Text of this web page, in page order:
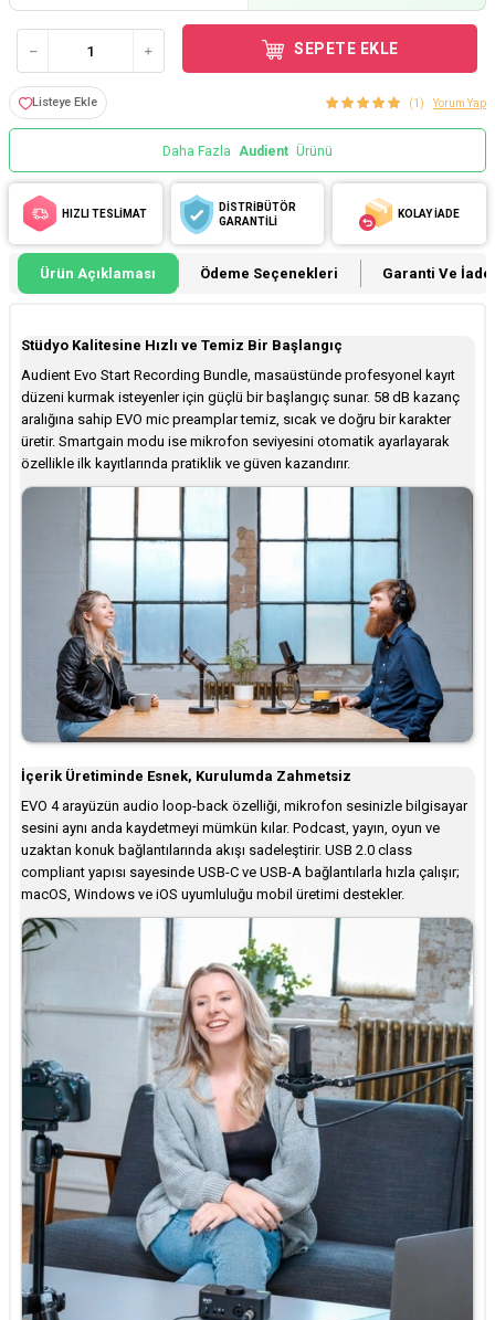
SEPETE EKLE
Listeye Ekle (1) Yorum Yap
Daha Fazla Audient Ürünü
HIZLI TESLİMAT
DİSTRİBÜTÖR
GARANTİLİ
KOLAY İADE
Ürün Açıklaması Ödeme Seçenekleri Garanti Ve İade
Stüdyo Kalitesine Hızlı ve Temiz Bir Başlangıç
Audient Evo Start Recording Bundle, masaüstünde profesyonel kayıt
düzeni kurmak isteyenler için güçlü bir başlangıç sunar. 58 dB kazanç
aralığına sahip EVO mic preamplar temiz, sıcak ve doğru bir karakter
üretir. Smartgain modu ise mikrofon seviyesini otomatik ayarlayarak
özellikle ilk kayıtlarında pratiklik ve güven kazandırır.
İçerik Üretiminde Esnek, Kurulumda Zahmetsiz
EVO 4 arayüzün audio loop-back özelliği, mikrofon sesinizle bilgisayar
sesini aynı anda kaydetmeyi mümkün kılar. Podcast, yayın, oyun ve
uzaktan konuk bağlantılarında akışı sadeleştirir. USB 2.0 class
compliant yapısı sayesinde USB-C ve USB-A bağlantılarla hızla çalışır;
macOS, Windows ve iOS uyumluluğu mobil üretimi destekler.